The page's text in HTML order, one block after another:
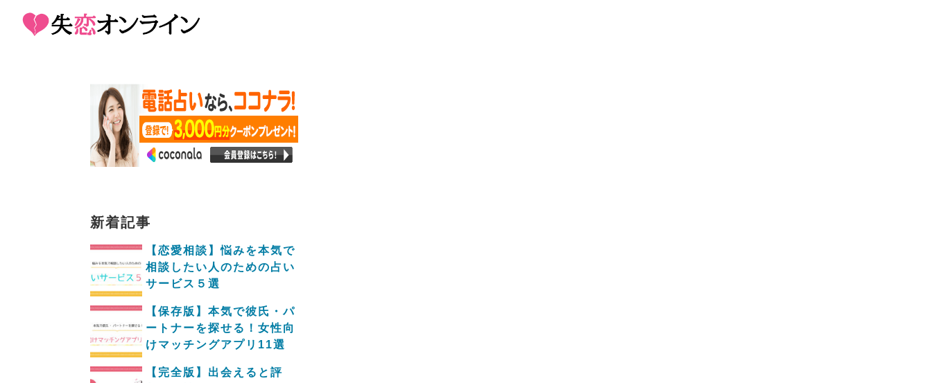
新着記事
【恋愛相談】悩みを本気で
相談したい人のための占い
サービス５選
【保存版】本気で彼氏・パ
ートナーを探せる！女性向
けマッチングアプリ11選
【完全版】出会えると評